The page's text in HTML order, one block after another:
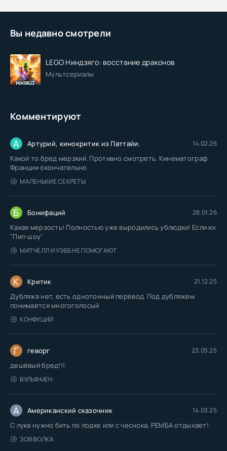
Вы недавно смотрели
LEGO Ниндзяго: восстание драконов
Мультсериалы
Комментируют
А Артурий, кинокритик из Паттайи. 14.02.26
Какой то бред мерзкий. Противно смотреть. Кинематограф
Франции окончательно
МАЛЕНЬКИЕ СЕКРЕТЫ
Б Бонифаций 28.01.26
Какая мерзость! Полностью уже выродились ублюдки! Если их
"Пип-шоу"
МИТЧЕЛЛ И УЭББ НЕ ПОМОГАЮТ
К Критик 21.12.25
Дубляжа нет, есть однотонный перевод. Под дубляжем
понимается многоголосый
КОНФУЦИЙ
Г геворг 23.05.25
дешёвый бред!!!
ВУЛЬФМЕН
А Американский сказочник 14.03.25
С лука нужно бить по лодке или с чеснока, РЕМБА отдыхает!
ЗОВ ВОЛКА